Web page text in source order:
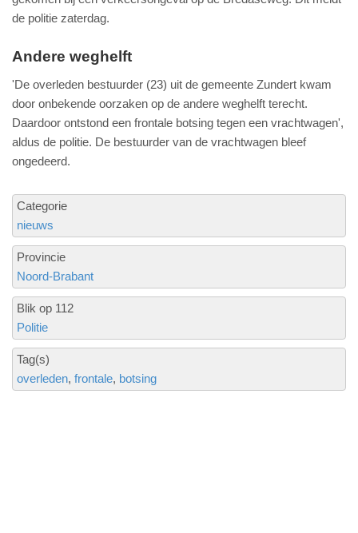
de politie zaterdag.
Andere weghelft
'De overleden bestuurder (23) uit de gemeente Zundert kwam
door onbekende oorzaken op de andere weghelft terecht.
Daardoor ontstond een frontale botsing tegen een vrachtwagen',
aldus de politie. De bestuurder van de vrachtwagen bleef
ongedeerd.
Categorie
nieuws
Provincie
Noord-Brabant
Blik op 112
Politie
Tag(s)
overleden frontale botsing